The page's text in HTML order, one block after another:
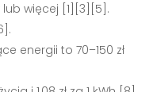
lub więcej [1][3][5].
energii to 70–150 zł